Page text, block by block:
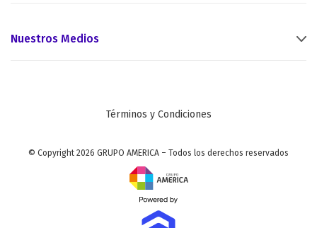
Nuestros Medios
Términos y Condiciones
© Copyright 2026 GRUPO AMERICA – Todos los derechos reservados